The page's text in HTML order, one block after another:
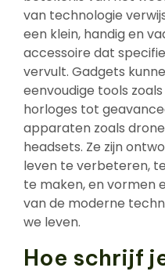
van technologie
een klein, handig en
accessoire dat
vervult. Gadgets
eenvoudige tools
horloges tot
apparaten zoals
headsets. Ze zijn
leven te verbeteren,
te maken, en vormen
van de moderne
we leven.
Hoe schrijf